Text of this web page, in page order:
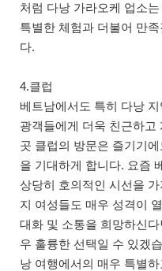
처럼 다낭 가라오케 업소
특별한 체험과 더불어 만
다.
4.클럽
베트남에서도 특히 다낭
광객들에게 더욱 친근하고
곳 클럽의 방문은 즐기기
을 기대하게 합니다. 요즘
상당히 호의적인 시선을
지 여성들도 매우 성격이
대화 및 소통을 희망하신
우 훌륭한 선택일 수 있겠
낭 여행에서의 매우 특별